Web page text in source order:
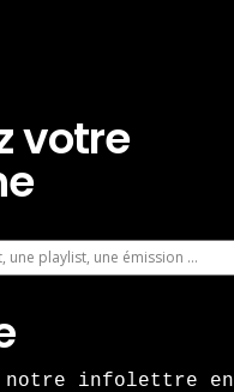
votre
notre infolettre en